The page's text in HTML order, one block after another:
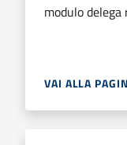
modulo
VAI ALLA